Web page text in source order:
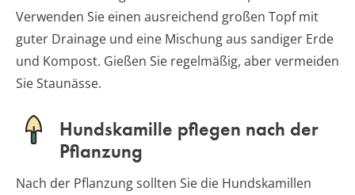
Verwenden Sie einen ausreichend großen Topf mit
guter Drainage und eine Mischung aus sandiger Erde
und Kompost. Gießen Sie regelmäßig, aber vermeiden
Sie Staunässe.
Hundskamille pflegen nach der
Pflanzung
Nach der Pflanzung sollten Sie die Hundskamillen